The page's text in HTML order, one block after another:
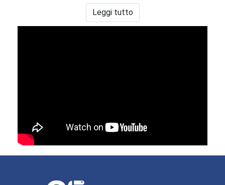
semplice ed armonioso è espressione di una
creatività tutta italiana.Fruttiepulsanti
grazie alla sua flessibilità è facile da installare
Chiara è la soluzione ideale per chi cerca semplicità e
Élos comprende una variegata gamma di
Leggi tutto